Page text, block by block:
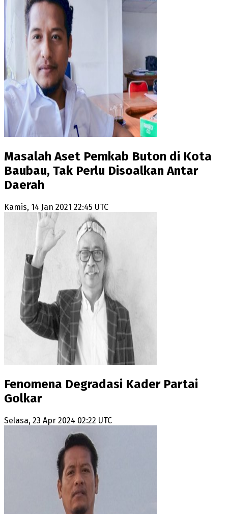
Masalah Aset Pemkab Buton di Kota
Baubau, Tak Perlu Disoalkan Antar
Daerah
Kamis, 14 Jan 2021 22:45 UTC
Fenomena Degradasi Kader Partai
Golkar
Selasa, 23 Apr 2024 02:22 UTC